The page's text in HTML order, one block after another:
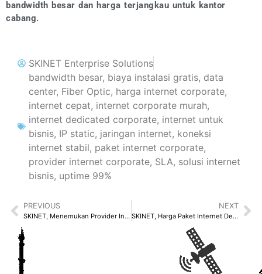
bandwidth besar dan harga terjangkau untuk kantor
cabang.
SKINET Enterprise Solutions
bandwidth besar, biaya instalasi gratis, data
center, Fiber Optic, harga internet corporate,
internet cepat, internet corporate murah,
internet dedicated corporate, internet untuk
bisnis, IP static, jaringan internet, koneksi
internet stabil, paket internet corporate,
provider internet corporate, SLA, solusi internet
bisnis, uptime 99%
PREVIOUS
SKINET, Menemukan Provider Internet Terbaik untuk Gamers dan Streamer: Latency Rendah dan Upload Speed Tinggi!
NEXT
SKINET, Harga Paket Internet Dedicated 100Mbps untuk Bisnis Kecil di Jakarta: Panduan Lengkap untuk 2024